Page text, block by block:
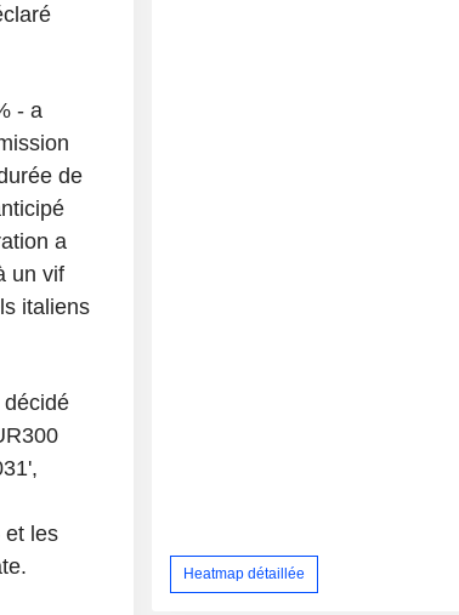
- a
de
a
un vif
italiens
et les
Heatmap détaillée